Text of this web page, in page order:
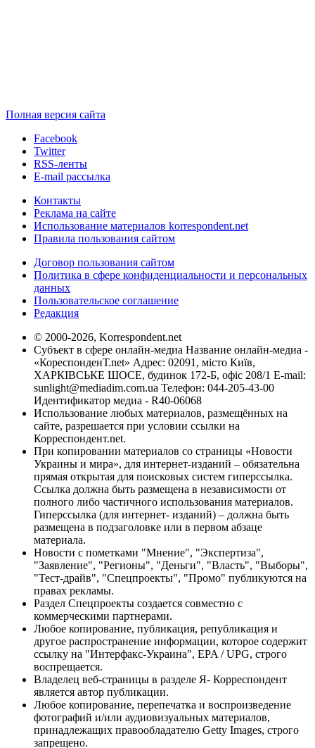
Полная версия сайта
Facebook
Twitter
RSS-ленты
E-mail рассылка
Контакты
Реклама на сайте
Использование материалов korrespondent.net
Правила пользования сайтом
Договор пользования сайтом
Политика в сфере конфиденциальности и персональных
данных
Пользовательское соглашение
Редакция
© 2000-2026, Korrespondent.net
Субъект в сфере онлайн-медиа Название онлайн-медиа -
«КореспонденТ.net» Адрес: 02091, місто Київ,
ХАРКІВСЬКЕ ШОСЕ, будинок 172-Б, офіс 208/1 E-mail:
sunlight@mediadim.com.ua Телефон: 044-205-43-00
Идентификатор медиа - R40-06068
Использование любых материалов, размещённых на
сайте, разрешается при условии ссылки на
Корреспондент.net.
При копировании материалов со страницы «Новости
Украины и мира», для интернет-изданий – обязательна
прямая открытая для поисковых систем гиперссылка.
Ссылка должна быть размещена в независимости от
полного либо частичного использования материалов.
Гиперссылка (для интернет- изданий) – должна быть
размещена в подзаголовке или в первом абзаце
материала.
Новости с пометками "Мнение", "Экспертиза",
"Заявление", "Регионы", "Деньги", "Власть", "Выборы",
"Тест-драйв", "Спецпроекты", "Промо" публикуются на
правах рекламы.
Раздел Спецпроекты создается совместно с
коммерческими партнерами.
Любое копирование, публикация, републикация и
другое распространение информации, которое содержит
ссылку на "Интерфакс-Украина", EPA / UPG, строго
воспрещается.
Владелец веб-страницы в разделе Я- Корреспондент
является автор публикации.
Любое копирование, перепечатка и воспроизведение
фотографий и/или аудиовизуальных материалов,
принадлежащих правообладателю Getty Images, строго
запрещено.